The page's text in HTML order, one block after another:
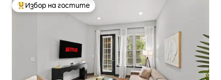
Най-популярен избор на гостите
Избор на гостите